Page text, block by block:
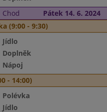
Chod
Pátek 14. 6. 2024
(9:00 - 9:30)
Jídlo
Doplněk
Nápoj
- 14:00)
Polévka
Jídlo